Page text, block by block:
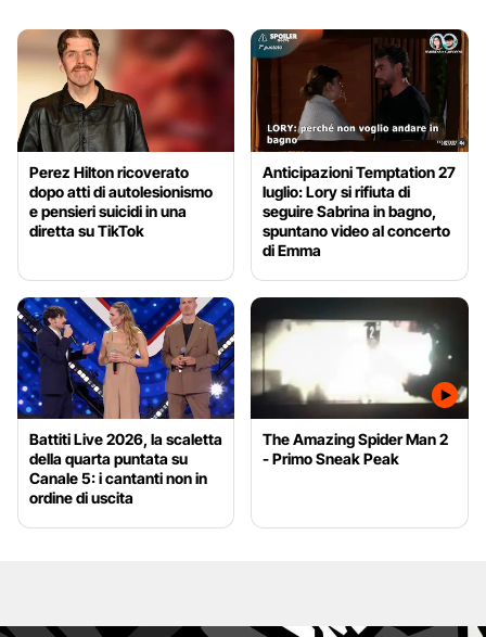
Perez Hilton ricoverato
dopo atti di autolesionismo
e pensieri suicidi in una
diretta su TikTok
Anticipazioni Temptation 27
luglio: Lory si rifiuta di
seguire Sabrina in bagno,
spuntano video al concerto
di Emma
Battiti Live 2026, la scaletta
della quarta puntata su
Canale 5: i cantanti non in
ordine di uscita
The Amazing Spider Man 2
- Primo Sneak Peak